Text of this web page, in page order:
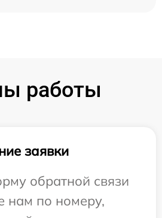
работы
заявки
обратной связи
нам по номеру,